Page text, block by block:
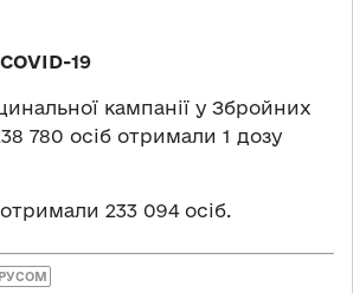
19
кампанії у Збройних
780 осіб отримали 1 дозу
233 094 осіб.